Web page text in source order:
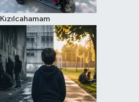
Kızılcahamam